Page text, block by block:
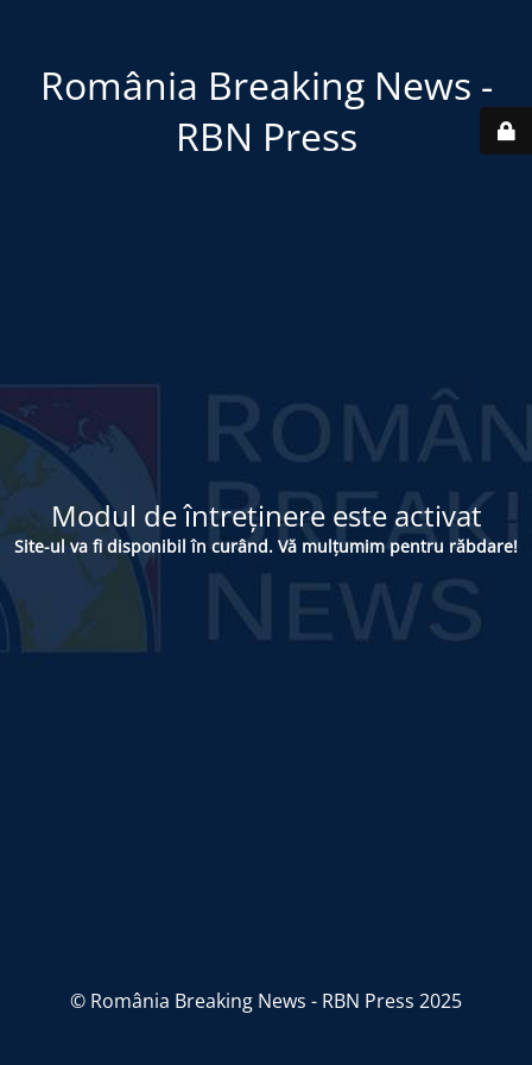
România Breaking News -
RBN Press
Modul de întreținere este activat
Site-ul va fi disponibil în curând. Vă mulțumim pentru răbdare!
© România Breaking News - RBN Press 2025